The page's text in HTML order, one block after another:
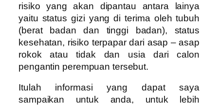
risiko yang akan dipantau antara lainya
yaitu status gizi yang di terima oleh tubuh
(berat badan dan tinggi badan), status
kesehatan, risiko terpapar dari asap – asap
rokok atau tidak dan usia dari calon
pengantin perempuan tersebut.
Itulah informasi yang dapat saya
sampaikan untuk anda, untuk lebih